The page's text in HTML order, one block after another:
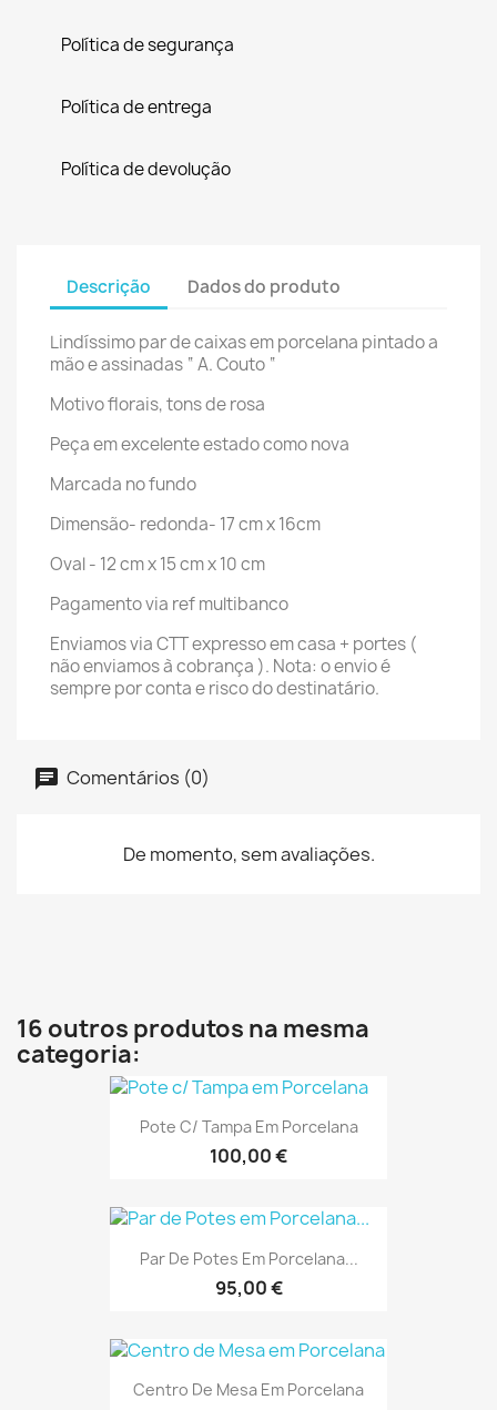
Política de segurança
Política de entrega
Política de devolução
Descrição Dados do produto
Lindíssimo par de caixas em porcelana pintado a
mão e assinadas “ A. Couto “
Motivo florais, tons de rosa
Peça em excelente estado como nova
Marcada no fundo
Dimensão- redonda- 17 cm x 16cm
Oval - 12 cm x 15 cm x 10 cm
Pagamento via ref multibanco
Enviamos via CTT expresso em casa + portes (
não enviamos à cobrança ). Nota: o envio é
sempre por conta e risco do destinatário.
Comentários (0)
De momento, sem avaliações.
16 outros produtos na mesma
categoria:
Pote C/ Tampa Em Porcelana
100,00 €
Par De Potes Em Porcelana...
95,00 €
Centro De Mesa Em Porcelana